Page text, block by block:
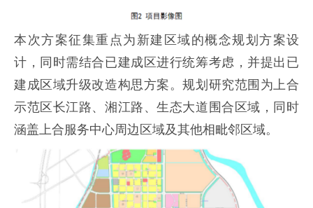
本次方案征集重点为新建区域的概念规划方案设
计，同时需结合已建成区进行统筹考虑，并提出已
建成区域升级改造构思方案。规划研究范围为上合
示范区长江路、湘江路、生态大道围合区域，同时
涵盖上合服务中心周边区域及其他相毗邻区域。